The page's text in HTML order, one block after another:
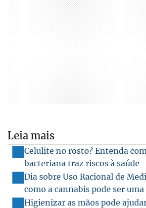
Leia mais
Celulite no rosto? Entenda
bacteriana traz riscos à saúde
Dia sobre Uso Racional de
como a cannabis pode ser uma
Higienizar as mãos pode